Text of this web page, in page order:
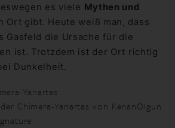
es viele Mythen und
Ort gibt. Heute weiß man, dass
Gasfeld die Ursache für die
ist. Trotzdem ist der Ort richtig
Dunkelheit.
Chimera-Yanartas von KenanOlgun